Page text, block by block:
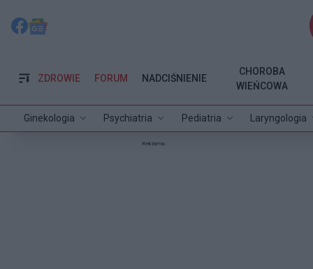
ZDROWIE
Ginekologia Psychiatria Pediatria Laryngologia
FORUM NADCIŚNIENIE
CHOROBA
WIEŃCOWA
Reklama: